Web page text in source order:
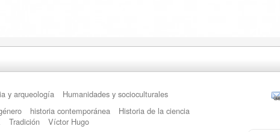
y arqueología
Humanidades y socioculturales
historia contemporánea
Historia de la ciencia
Tradición Víctor Hugo